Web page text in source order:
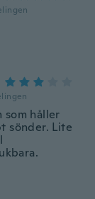
som håller
sönder. Lite